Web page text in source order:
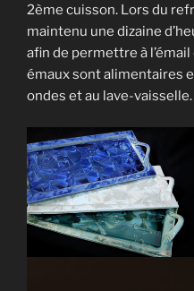
2ème cuisson. Lors du
maintenu une dizaine
afin de permettre à
émaux sont alimentaires
ondes et au lave-vaisselle.